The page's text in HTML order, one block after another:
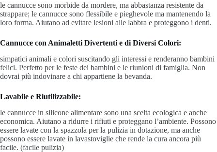
le cannucce sono morbide da mordere, ma abbastanza resistente da
strappare; le cannucce sono flessibile e pieghevole ma mantenendo la
loro forma. Aiutano ad evitare lesioni alle labbra e proteggono i denti.
Cannucce con Animaletti Divertenti e di Diversi Colori:
simpatici animali e colori suscitando gli interessi e renderanno bambini
felici. Perfetto per le feste dei bambini e le riunioni di famiglia. Non
dovrai più indovinare a chi appartiene la bevanda.
Lavabile e Riutilizzabile:
le cannucce in silicone alimentare sono una scelta ecologica e anche
economica. Aiutano a ridurre i rifiuti e proteggano l’ambiente. Possono
essere lavate con la spazzola per la pulizia in dotazione, ma anche
possono essere lavate in lavastoviglie che rende la cura ancora più
facile. (facile pulizia)